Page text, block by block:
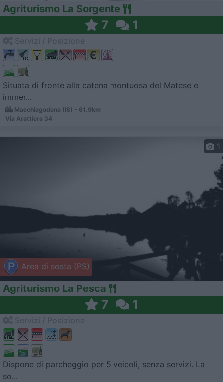
Agriturismo La Sorgente
7 1
Situata di fronte alla catena montuosa del Matese e
immer...
Macchiagodena (IS) - 61.9km
Via Arattiera 34
Area di sosta (PS)
1
Agriturismo La Pesca
7 1
Dispone di parcheggio per 5 veicoli, senza servizi. La
so...